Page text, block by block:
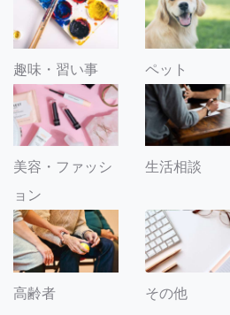
趣味・習い事 ペット
美容・ファッシ
ョン
生活相談
高齢者 その他